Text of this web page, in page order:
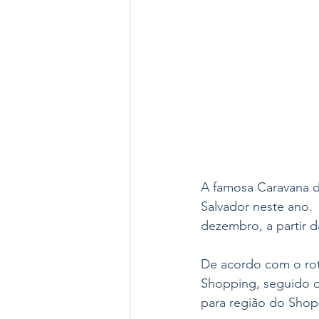
A famosa
Salvador neste
dezembro, a partir
De acordo com o
Shopping, seguido
para região do